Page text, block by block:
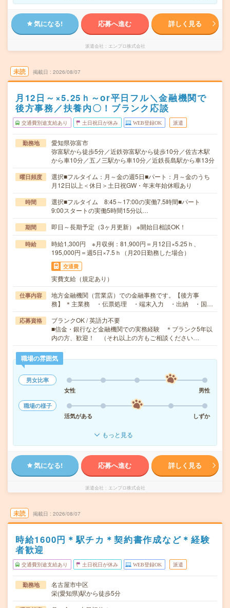
気になる! 応募へ進む 詳しく見る
派遣会社 エンプロ株式会社
未読 掲載日 2026/08/07
月12日～×5.25ｈ～or平日フル＼金融機関で
後方事務／扶養内〇！ブランク応談
交通費別途支給あり 土日祝日が休み WEB登録OK 派遣
勤務地
愛知県弥富市
弥富駅から徒歩5分／近鉄弥富駅から徒歩10分／佐古木駅
から車10分／五ノ三駅から車10分／近鉄長島駅から車13分
曜日頻度
選択■フルタイム：月～金の週5日■パート：月～金のうち
月12日以上＜休日＞土日祝GW・年末年始休暇あり
時間
選択■フルタイム 8:45～17:00の実働7.5時間■パート
9:00スタートの実働5時間15分以…
期間 即日～長期予定（3ヶ月更新） ※開始日相談OK！
時給
時給1,300円 ※月収例：81,900円＝月12日×5.25ｈ、
195,000円＝週5日×7.5ｈ（月20日勤務した場合）
交通費
実費支給（規定あり）
仕事内容
地方金融機関（営業店）での金融事務です。【後方事
務】 ＊主業務 ・伝票処理 ・端末入力 ・出納 ・国…
応募資格
ブランクOK / 英語力不要
■信金・銀行など金融機関での実務経験 ＊ブランク5年以
内の方、歓迎！ （それ以上の方もご相談ください…
職場の雰囲気
男女比率
女性
男性
職場の様子
活気がある
しずか
もっと見る
気になる! 応募へ進む 詳しく見る
派遣会社 エンプロ株式会社
未読 掲載日 2026/08/07
時給1600円＊駅チカ＊契約書作成など＊経験
者歓迎
交通費別途支給あり 土日祝日が休み WEB登録OK 派遣
勤務地
名古屋市中区
栄(愛知県)駅から徒歩5分